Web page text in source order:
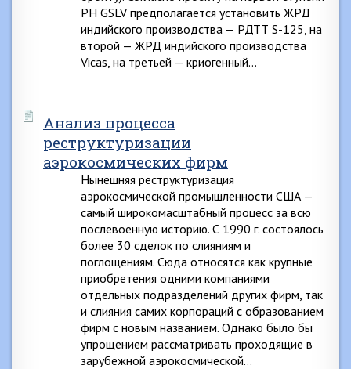
РН GSLV предполагается установить ЖРД
индийского производства — РДТТ S-125, на
второй — ЖРД индийского производства
Vicas, на третьей — криогенный…
Анализ процесса
реструктуризации
аэрокосмических фирм
Нынешняя реструктуризация
аэрокосмической промышленности США —
самый широкомасштабный процесс за всю
послевоенную историю. С 1990 г. состоялось
более 30 сделок по слияниям и
поглощениям. Сюда относятся как крупные
приобретения одними компаниями
отдельных подразделений других фирм, так
и слияния самих корпораций с образованием
фирм с новым названием. Однако было бы
упрощением рассматривать проходящие в
зарубежной аэрокосмической…